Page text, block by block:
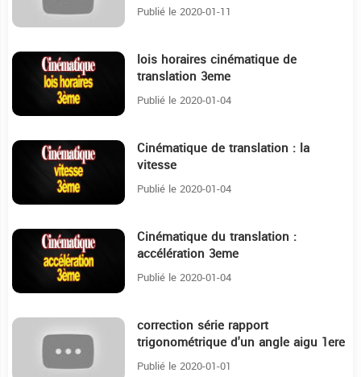
Publié le 2020-01-11
lois horaires cinématique de
translation 3eme
Publié le 2020-01-04
Cinématique de translation : la
vitesse
Publié le 2020-01-04
Cinématique du translation :
accélération 3eme
Publié le 2020-01-04
correction série rapport
trigonométrique d'un angle aigu 1ere
année
Publié le 2020-01-01